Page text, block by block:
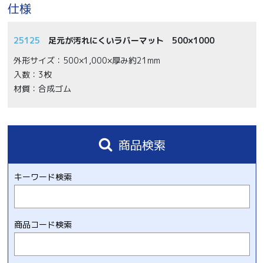
仕様
25125
足元が汚れにくいラバーマット 500×1000
外形サイズ：500×1,000×厚み約21mm
入数：3枚
材質：合成ゴム
商品検索
キーワード検索
商品コード検索